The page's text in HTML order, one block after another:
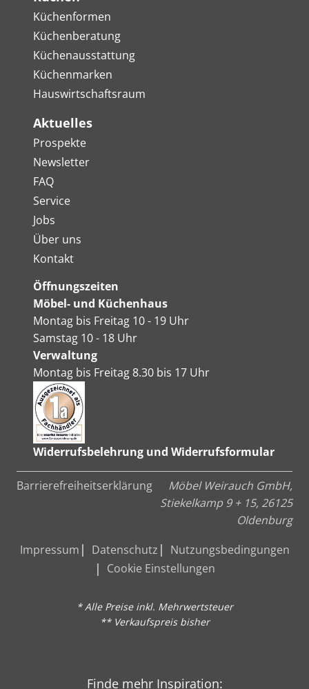
Küchenformen
Küchenberatung
Küchenausstattung
Küchenmarken
Hauswirtschaftsraum
Aktuelles
Prospekte
Newsletter
FAQ
Service
Jobs
Über uns
Kontakt
Öffnungszeiten
Möbel- und Küchenhaus
Montag bis Freitag 10 - 19 Uhr
Samstag 10 - 18 Uhr
Verwaltung
Montag bis Freitag 8.30 bis 17 Uhr
Widerrufsbelehrung und Widerrufsformular
Barrierefreiheitserklärung
Möbel Weirauch GmbH,
Stiekelkamp 9 + 15, 26125
Oldenburg
Impressum
Datenschutz
Nutzungsbedingungen
Cookie Einstellungen
* Alle Preise inkl. Mehrwertsteuer
** Verkaufspreis bisher
Finde mehr Inspiration: